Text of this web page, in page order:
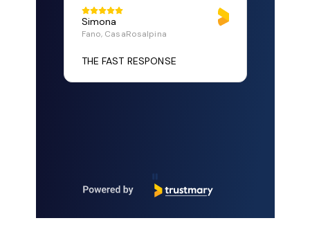
Fano, CasaRosalpina
THE FAST RESPONSE
que busco